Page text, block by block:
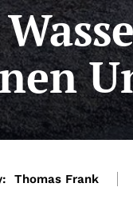
Thomas Frank